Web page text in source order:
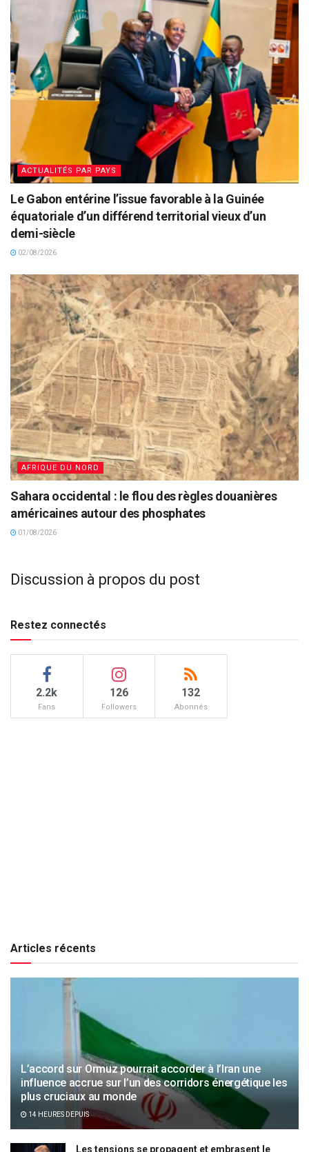
ACTUALITÉS PAR PAYS
Le Gabon entérine l’issue favorable à la Guinée
équatoriale d’un différend territorial vieux d’un
demi-siècle
02/08/2026
AFRIQUE DU NORD
Sahara occidental : le flou des règles douanières
américaines autour des phosphates
01/08/2026
Discussion à propos du post
Restez connectés
2.2k
Fans
126
Followers
132
Abonnés
Articles récents
L’accord sur Ormuz pourrait accorder à l’Iran une
influence accrue sur l’un des corridors énergétique les
plus cruciaux au monde
14 HEURES DEPUIS
Les tensions se propagent et embrasent le